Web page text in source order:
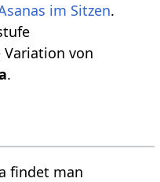
im Sitzen.
von
.
findet man